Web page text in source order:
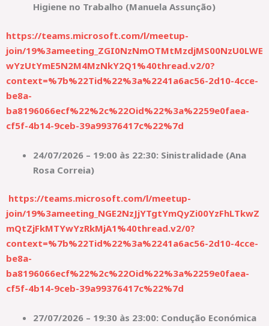
Higiene no Trabalho (Manuela Assunção)
https://teams.microsoft.com/l/meetup-
join/19%3ameeting_ZGI0NzNmOTMtMzdjMS00NzU0LWE
wYzUtYmE5N2M4MzNkY2Q1%40thread.v2/0?
context=%7b%22Tid%22%3a%2241a6ac56-2d10-4cce-
be8a-
ba8196066ecf%22%2c%22Oid%22%3a%2259e0faea-
cf5f-4b14-9ceb-39a99376417c%22%7d
24/07/2026 – 19:00 às 22:30: Sinistralidade (Ana
Rosa Correia)
https://teams.microsoft.com/l/meetup-
join/19%3ameeting_NGE2NzJjYTgtYmQyZi00YzFhLTkwZ
mQtZjFkMTYwYzRkMjA1%40thread.v2/0?
context=%7b%22Tid%22%3a%2241a6ac56-2d10-4cce-
be8a-
ba8196066ecf%22%2c%22Oid%22%3a%2259e0faea-
cf5f-4b14-9ceb-39a99376417c%22%7d
27/07/2026 – 19:30 às 23:00: Condução Económica